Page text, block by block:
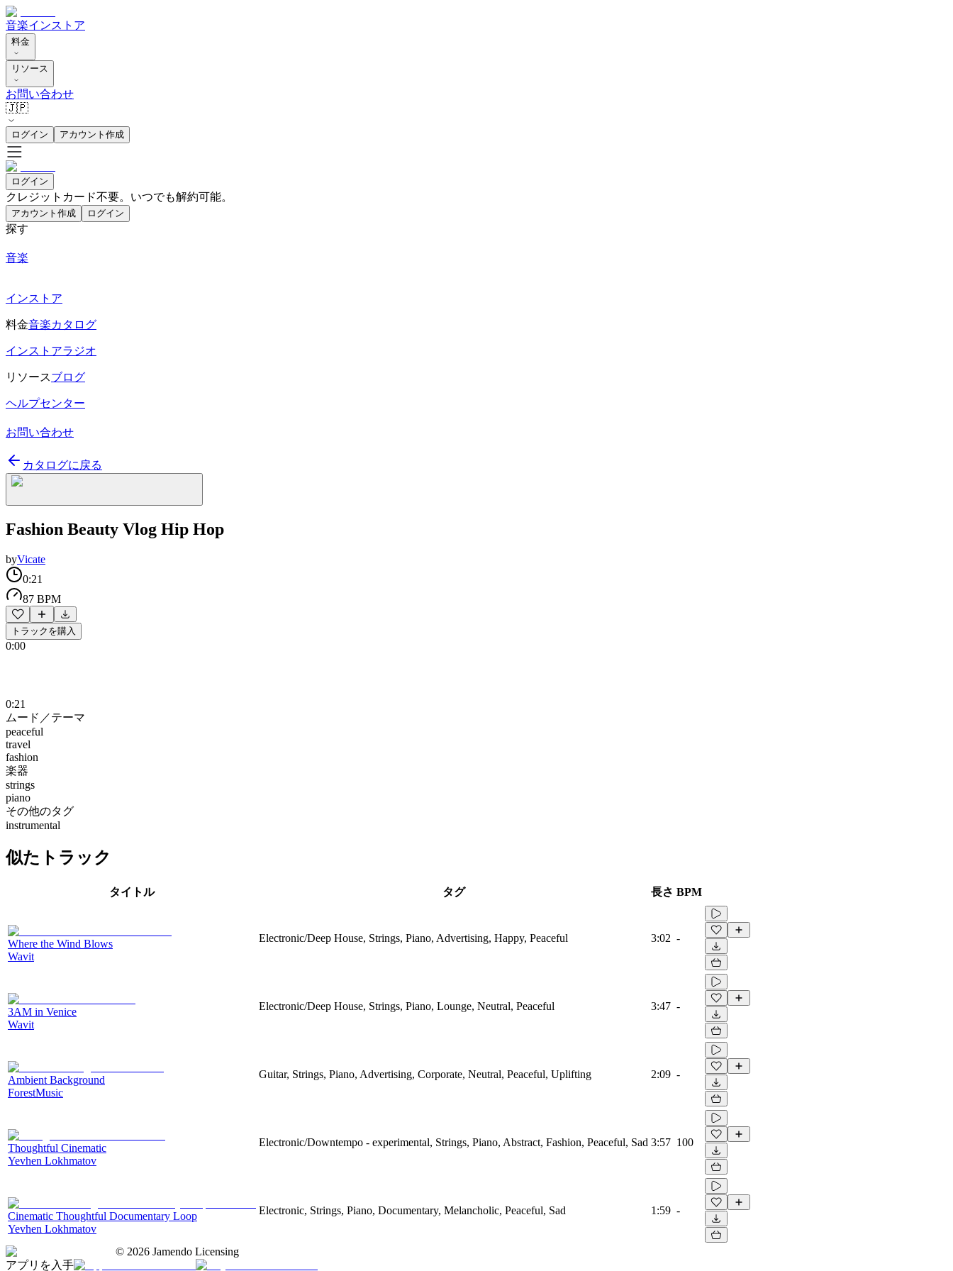
音楽インストア
料金
リソース
お問い合わせ
🇯🇵
ログイン アカウント作成
ログイン
クレジットカード不要。いつでも解約可能。
アカウント作成 ログイン
探す
音楽
インストア
料金音楽カタログ
インストアラジオ
リソースブログ
ヘルプセンター
お問い合わせ
カタログに戻る
Fashion Beauty Vlog Hip Hop
byVicate
0:21
87 BPM
トラックを購入
0:00
0:21
ムード／テーマ
peaceful
travel
fashion
楽器
strings
piano
その他のタグ
instrumental
似たトラック
タイトル タグ 長さ BPM
Where the Wind Blows
Wavit
Electronic/Deep House, Strings, Piano, Advertising, Happy, Peaceful 3:02 -
3AM in Venice
Wavit
Electronic/Deep House, Strings, Piano, Lounge, Neutral, Peaceful 3:47 -
Ambient Background
ForestMusic
Guitar, Strings, Piano, Advertising, Corporate, Neutral, Peaceful, Uplifting 2:09 -
Thoughtful Cinematic
Yevhen Lokhmatov
Electronic/Downtempo - experimental, Strings, Piano, Abstract, Fashion, Peaceful, Sad 3:57 100
Cinematic Thoughtful Documentary Loop
Yevhen Lokhmatov
Electronic, Strings, Piano, Documentary, Melancholic, Peaceful, Sad 1:59 -
© 2026 Jamendo Licensing
アプリを入手